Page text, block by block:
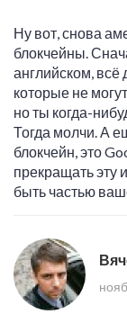
Ну вот, снова
блокчейны.
английском, всё
которые не
но ты когда-
Тогда молчи. А
блокчейн, это
прекращать эту
быть частью